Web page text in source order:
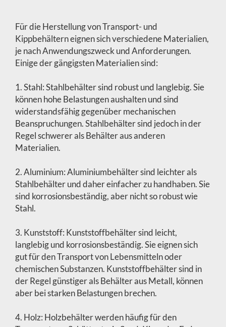
Für die Herstellung von Transport- und
Kippbehältern eignen sich verschiedene Materialien,
je nach Anwendungszweck und Anforderungen.
Einige der gängigsten Materialien sind:
1. Stahl: Stahlbehälter sind robust und langlebig. Sie
können hohe Belastungen aushalten und sind
widerstandsfähig gegenüber mechanischen
Beanspruchungen. Stahlbehälter sind jedoch in der
Regel schwerer als Behälter aus anderen
Materialien.
2. Aluminium: Aluminiumbehälter sind leichter als
Stahlbehälter und daher einfacher zu handhaben. Sie
sind korrosionsbeständig, aber nicht so robust wie
Stahl.
3. Kunststoff: Kunststoffbehälter sind leicht,
langlebig und korrosionsbeständig. Sie eignen sich
gut für den Transport von Lebensmitteln oder
chemischen Substanzen. Kunststoffbehälter sind in
der Regel günstiger als Behälter aus Metall, können
aber bei starken Belastungen brechen.
4. Holz: Holzbehälter werden häufig für den